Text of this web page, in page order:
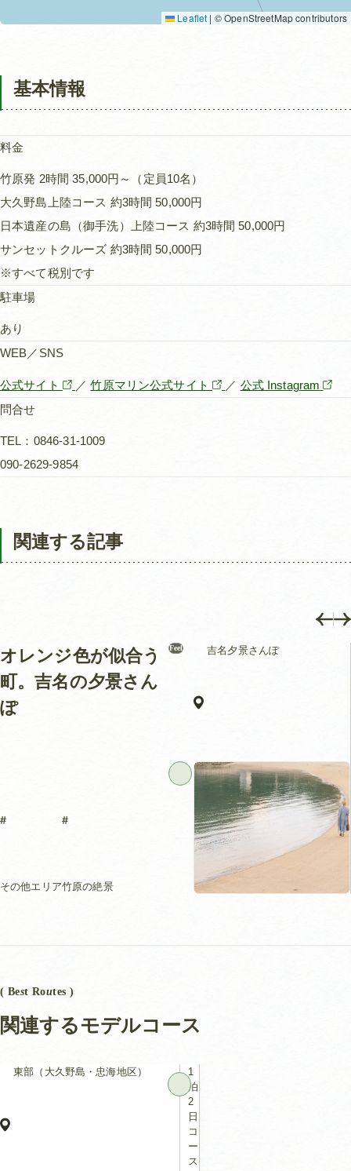
Leaflet | © OpenStreetMap contributors
基本情報
料金
竹原発 2時間 35,000円～（定員10名）
大久野島上陸コース 約3時間 50,000円
日本遺産の島（御手洗）上陸コース 約3時間 50,000円
サンセットクルーズ 約3時間 50,000円
※すべて税別です
駐車場
あり
WEB／SNS
公式サイト ／竹原マリン公式サイト ／ 公式 Instagram
問合せ
TEL：0846-31-1009
090-2629-9854
関連する記事
オレンジ色が似合う
町。吉名の夕景さん
ぽ
Feel 吉名夕景さんぽ
その他エリア竹原の絶景
( Best Routes )
関連するモデルコース
東部（大久野島・忠海地区）
1
泊
2
日
コ
ー
ス